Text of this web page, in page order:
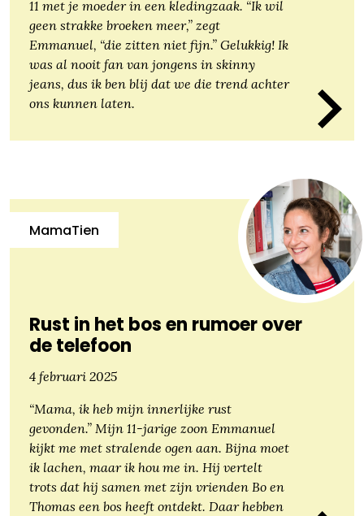
11 met je moeder in een kledingzaak. “Ik wil
geen strakke broeken meer,” zegt
Emmanuel, “die zitten niet fijn.” Gelukkig! Ik
was al nooit fan van jongens in skinny
jeans, dus ik ben blij dat we die trend achter
ons kunnen laten.
Rust in het bos en rumoer over
de telefoon
MamaTien
4 februari 2025
“Mama, ik heb mijn innerlijke rust
gevonden.” Mijn 11-jarige zoon Emmanuel
kijkt me met stralende ogen aan. Bijna moet
ik lachen, maar ik hou me in. Hij vertelt
trots dat hij samen met zijn vrienden Bo en
Thomas een bos heeft ontdekt. Daar hebben